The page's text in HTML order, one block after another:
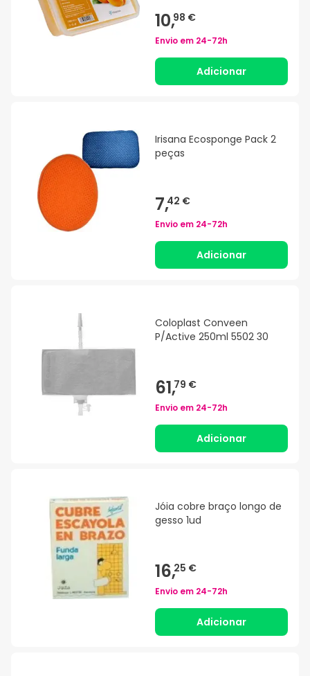
10,98 €
Envio em 24-72h
Adicionar
Irisana Ecosponge Pack 2
peças
7,42 €
Envio em 24-72h
Adicionar
Coloplast Conveen
P/Active 250ml 5502 30
61,79 €
Envio em 24-72h
Adicionar
Jóia cobre braço longo de
gesso 1ud
16,25 €
Envio em 24-72h
Adicionar